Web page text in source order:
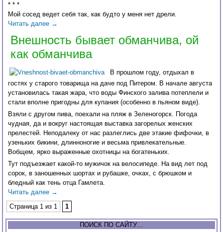
* * *
Мой сосед ведет себя так, как будто у меня нет дрели.
Читать далее →
Внешность бывает обманчива, ой
как обманчива
В прошлом году, отдыхал в
гостях у старого товарища на даче под Питером. В начале августа
установилась такая жара, что воды Финского залива потеплели и
стали вполне пригодны для купания (особенно в пьяном виде).
Взяли с другом пива, поехали на пляж в Зеленогорск. Погода
чудная, да и вокруг настоящая выставка загорелых женских
прелестей. Неподалеку от нас разлеглись две этакие фифочки, в
узеньких бикини, длинноногие и весьма привлекательные.
Вобщем, ярко выраженные охотницы на богатеньких.
Тут подъезжает какой-то мужичок на велосипеде. На вид лет под
сорок, в заношенных шортах и рубашке, очках, с брюшком и
бледный как тень отца Гамлета.
Читать далее →
Страница 1 из 1
1
ПОИСК ПО САЙТУ…